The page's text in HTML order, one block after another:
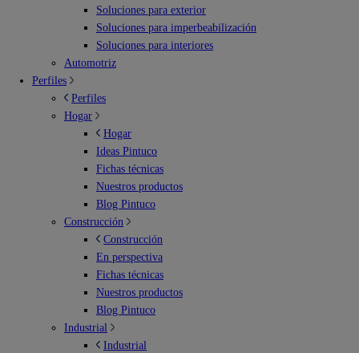
Soluciones para exterior
Soluciones para imperbeabilización
Soluciones para interiores
Automotriz
Perfiles
Perfiles
Hogar
Hogar
Ideas Pintuco
Fichas técnicas
Nuestros productos
Blog Pintuco
Construcción
Construcción
En perspectiva
Fichas técnicas
Nuestros productos
Blog Pintuco
Industrial
Industrial